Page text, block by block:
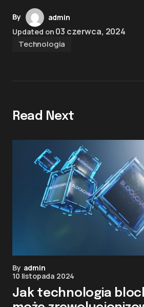
By
admin
Updated on 03 czerwca, 2024
Technologia
Read Next
By admin
10 listopada 2024
Jak technologia